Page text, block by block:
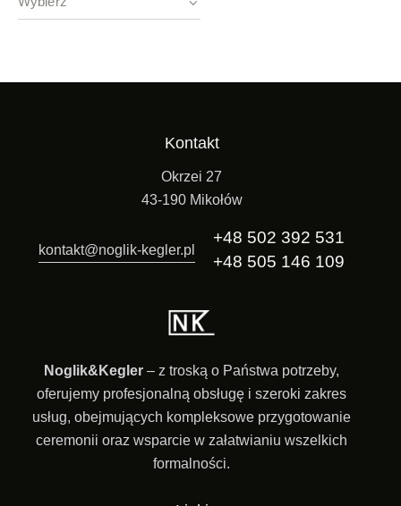
Kontakt
Okrzei 27
43-190 Mikołów
kontakt@noglik-kegler.pl
+48 502 392 531
+48 505 146 109
Noglik&Kegler – z troską o Państwa potrzeby,
oferujemy profesjonalną obsługę i szeroki zakres
usług, obejmujących kompleksowe przygotowanie
ceremonii oraz wsparcie w załatwianiu wszelkich
formalności.